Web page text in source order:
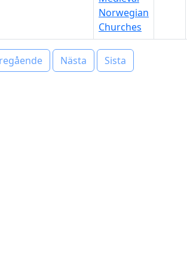
Norwegian
Churches
Nästa Sista